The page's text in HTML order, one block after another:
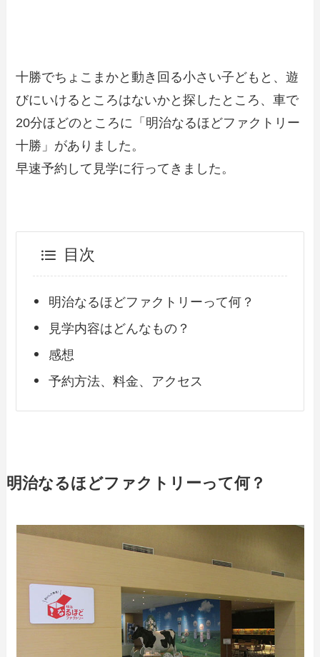
十勝でちょこまかと動き回る小さい子どもと、遊
びにいけるところはないかと探したところ、車で
20分ほどのところに「明治なるほどファクトリー
十勝」がありました。
早速予約して見学に行ってきました。
目次
明治なるほどファクトリーって何？
見学内容はどんなもの？
感想
予約方法、料金、アクセス
明治なるほどファクトリーって何？